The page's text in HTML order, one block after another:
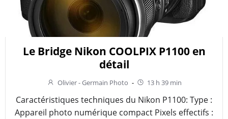
Le Bridge Nikon COOLPIX P1100 en
détail
Olivier - Germain Photo - 13 h 39 min
Caractéristiques techniques du Nikon P1100: Type :
Appareil photo numérique compact Pixels effectifs :